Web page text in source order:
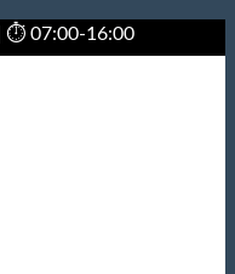
07:00-16:00